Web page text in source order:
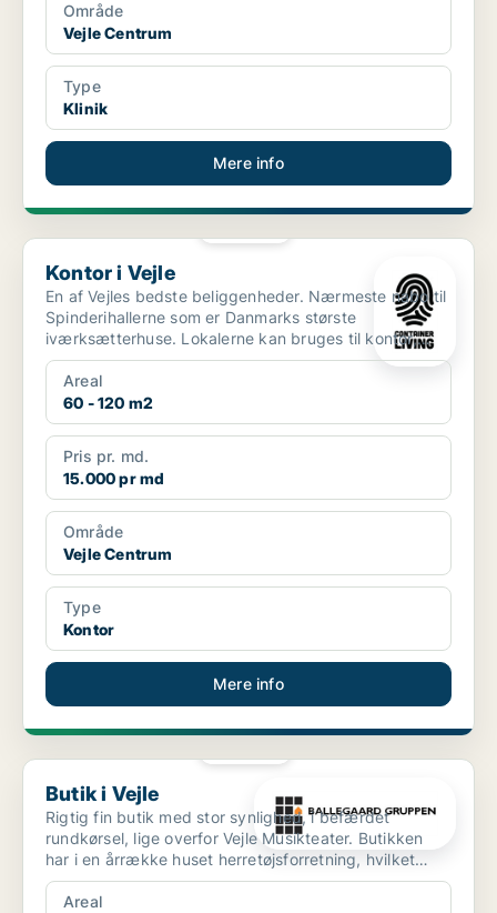
Område
Vejle Centrum
Type
Klinik
Mere info
Kontor i Vejle
Kontor i Vejle
En af Vejles bedste beliggenheder. Nærmeste nabo til
Spinderihallerne som er Danmarks største
iværksætterhuse. Lokalerne kan bruges til kontor,
showroom,...
Areal
60 - 120 m2
Pris pr. md.
15.000 pr md
Område
Vejle Centrum
Type
Kontor
Mere info
Butik i Vejle
Butik i Vejle
Rigtig fin butik med stor synlighed, i befærdet
rundkørsel, lige overfor Vejle Musikteater. Butikken
har i en årrække huset herretøjsforretning, hvilket
pas...
Areal